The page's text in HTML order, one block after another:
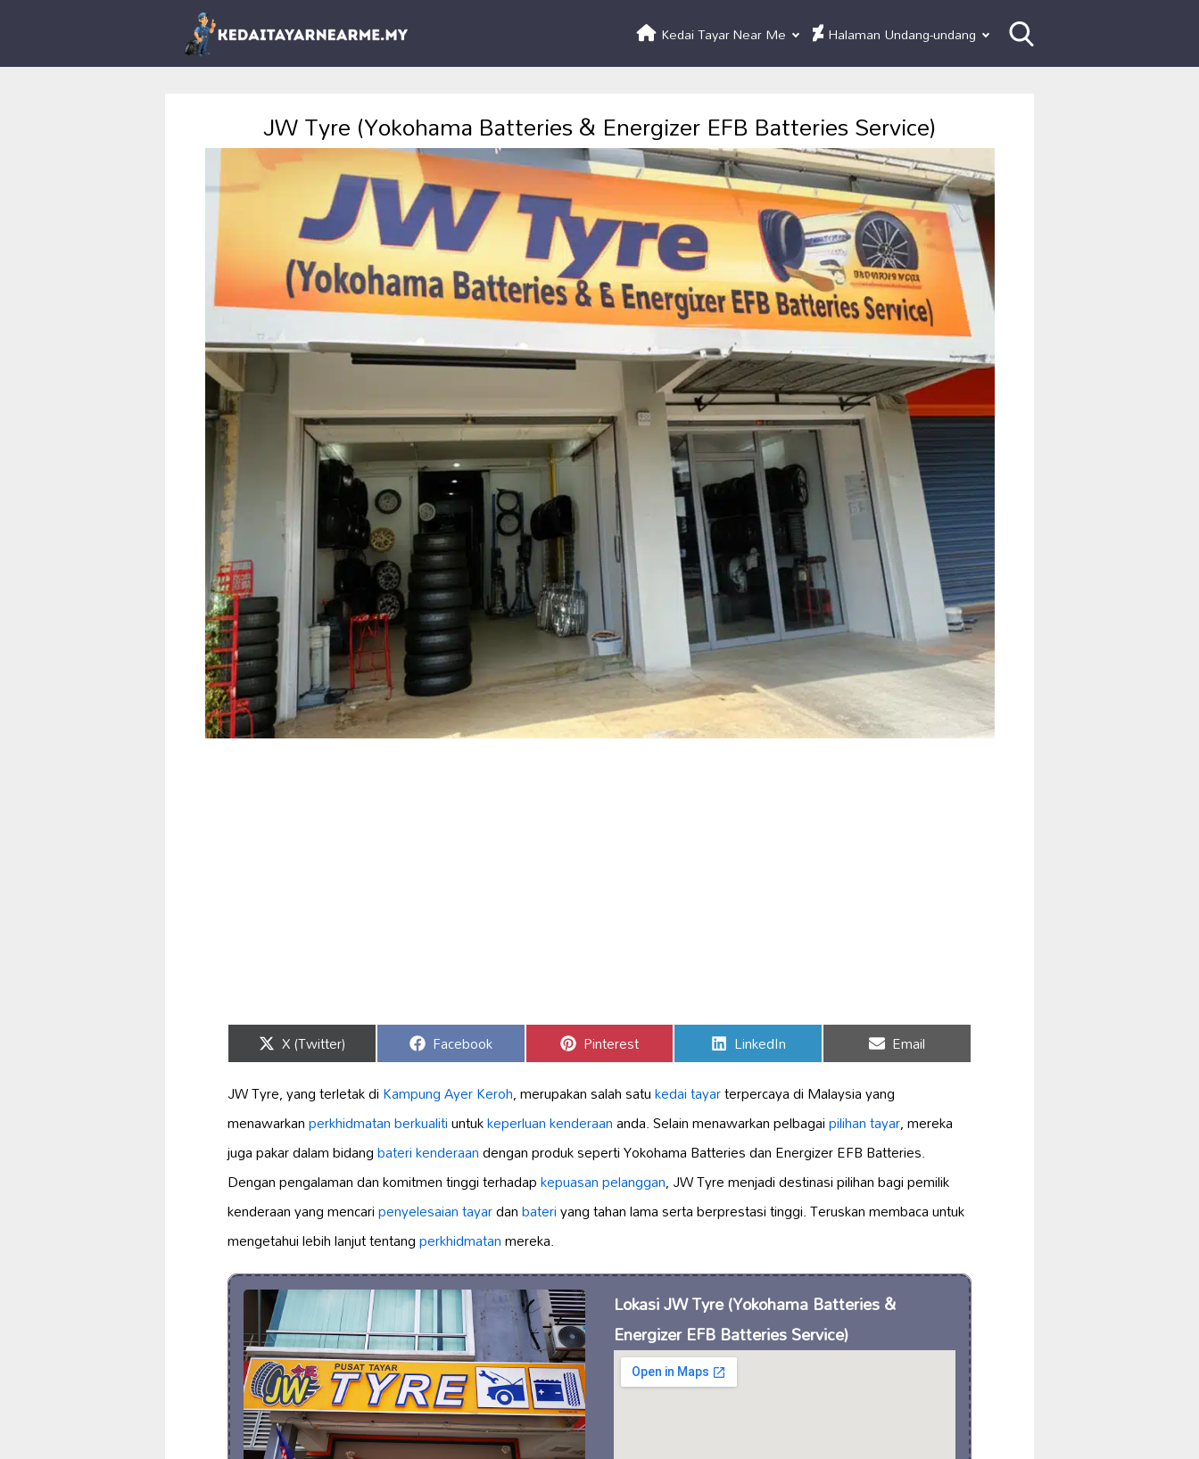
Kedai Tayar Near Me Halaman Undang-undang
JW Tyre (Yokohama Batteries & Energizer EFB Batteries Service)
Share
on
X (Twitter) Share
on
Facebook Share
on
Pinterest Share
on
LinkedIn Share
on
Email
JW Tyre, yang terletak diKampung Ayer Keroh, merupakan salah satukedai tayarterpercaya di Malaysia yang
menawarkanperkhidmatan berkualitiuntukkeperluan kenderaananda. Selain menawarkan pelbagaipilihan tayar, mereka
juga pakar dalam bidangbateri kenderaandengan produk seperti Yokohama Batteries dan Energizer EFB Batteries.
Dengan pengalaman dan komitmen tinggi terhadapkepuasan pelanggan, JW Tyre menjadi destinasi pilihan bagi pemilik
kenderaan yang mencaripenyelesaian tayardanbateriyang tahan lama serta berprestasi tinggi. Teruskan membaca untuk
mengetahui lebih lanjut tentangperkhidmatanmereka.
Lokasi JW Tyre (Yokohama Batteries &
Energizer EFB Batteries Service)